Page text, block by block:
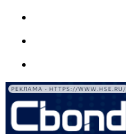
РЕКЛАМА • HTTPS://WWW.HSE.RU/